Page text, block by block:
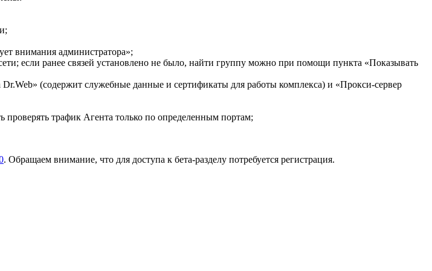
внимания администратора»;
если ранее связей установлено не было, найти группу можно при помощи пункта «Показывать
(содержит служебные данные и сертификаты для работы комплекса) и «Прокси-сервер
проверять трафик Агента только по определенным портам;
. Обращаем внимание, что для доступа к бета-разделу потребуется регистрация.